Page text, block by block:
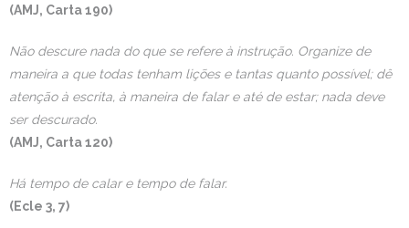
(AMJ, Carta 190)
Não descure nada do que se refere à instrução. Organize de
maneira a que todas tenham lições e tantas quanto possível; dê
atenção à escrita, à maneira de falar e até de estar; nada deve
ser descurado.
(AMJ, Carta 120)
Há tempo de calar e tempo de falar.
(Ecle 3, 7)